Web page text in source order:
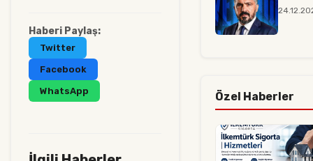
Haberi Paylaş:
Twitter
Facebook
WhatsApp Özel Haberler